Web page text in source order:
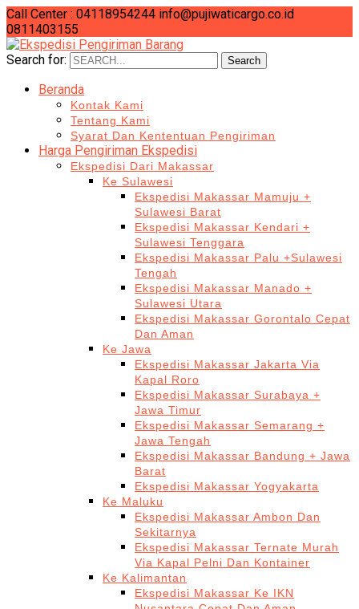
Call Center : 04118954244 info@pujiwaticargo.co.id
0811403155
Search for:
Search
Beranda
Kontak Kami
Tentang Kami
Syarat Dan Kententuan Pengiriman
Harga Pengiriman Ekspedisi
Ekspedisi Dari Makassar
Ke Sulawesi
Ekspedisi Makassar Mamuju +
Sulawesi Barat
Ekspedisi Makassar Kendari +
Sulawesi Tenggara
Ekspedisi Makassar Palu +Sulawesi
Tengah
Ekspedisi Makassar Manado +
Sulawesi Utara
Ekspedisi Makassar Gorontalo Cepat
Dan Aman
Ke Jawa
Ekspedisi Makassar Jakarta Via
Kapal Roro
Ekspedisi Makassar Surabaya +
Jawa Timur
Ekspedisi Makassar Semarang +
Jawa Tengah
Ekspedisi Makassar Bandung + Jawa
Barat
Ekspedisi Makassar Yogyakarta
Ke Maluku
Ekspedisi Makassar Ambon Dan
Sekitarnya
Ekspedisi Makassar Ternate Murah
Via Kapal Pelni Dan Kontainer
Ke Kalimantan
Ekspedisi Makassar Ke IKN